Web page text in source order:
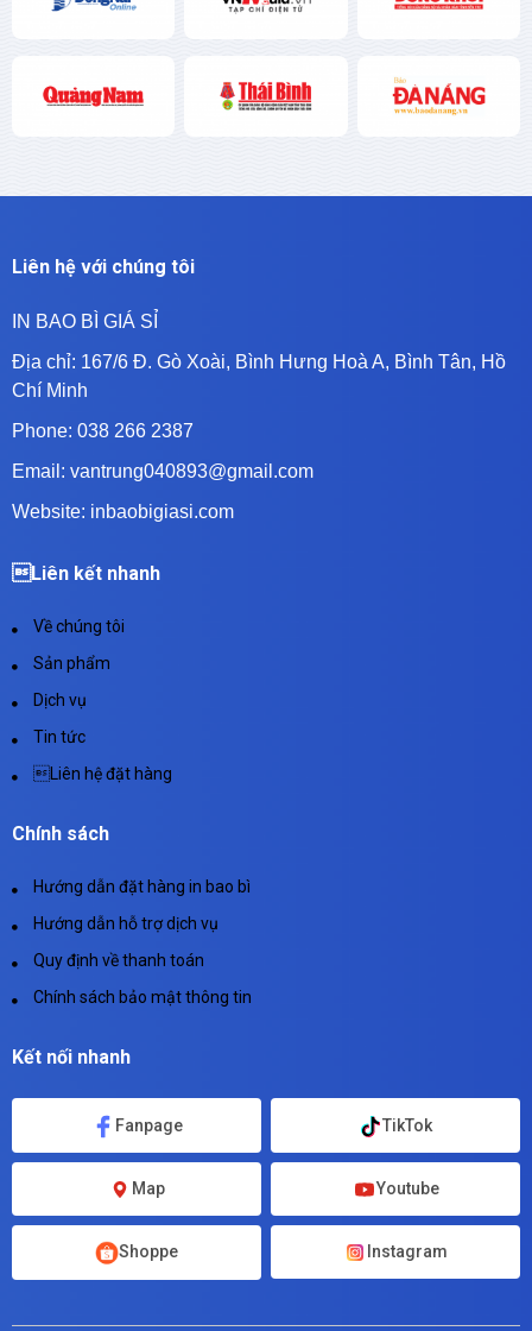
Liên hệ với chúng tôi
IN BAO BÌ GIÁ SỈ
Địa chỉ: 167/6 Đ. Gò Xoài, Bình Hưng Hoà A, Bình Tân, Hồ
Chí Minh
Phone: 038 266 2387
Email: vantrung040893@gmail.com
Website: inbaobigiasi.com
Liên kết nhanh
Về chúng tôi
Sản phẩm
Dịch vụ
Tin tức
Liên hệ đặt hàng
Chính sách
Hướng dẫn đặt hàng in bao bì
Hướng dẫn hỗ trợ dịch vụ
Quy định về thanh toán
Chính sách bảo mật thông tin
Kết nối nhanh
Fanpage TikTok
Map Youtube
Shoppe Instagram